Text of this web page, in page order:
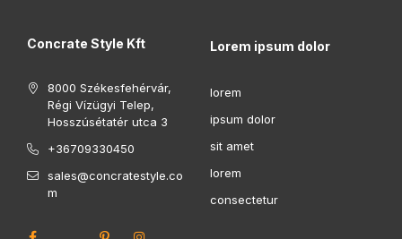
Concrate Style Kft
8000 Székesfehérvár,
Régi Vízügyi Telep,
Hosszúsétatér utca 3
+36709330450
sales@concratestyle.co
m
Lorem ipsum dolor
lorem
ipsum dolor
sit amet
lorem
consectetur